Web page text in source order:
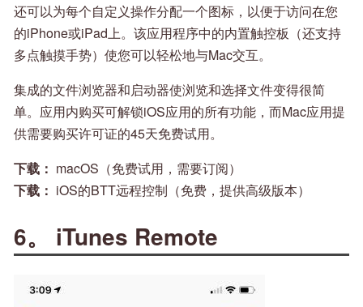
还可以为每个自定义操作分配一个图标，以便于访问在您
的iPhone或iPad上。该应用程序中的内置触控板（还支持
多点触摸手势）使您可以轻松地与Mac交互。
集成的文件浏览器和启动器使浏览和选择文件变得很简
单。应用内购买可解锁iOS应用的所有功能，而Mac应用提
供需要购买许可证的45天免费试用。
下载： macOS（免费试用，需要订阅）
下载： iOS的BTT远程控制（免费，提供高级版本）
6。 iTunes Remote